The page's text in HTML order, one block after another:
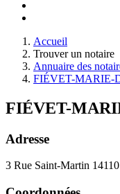
Accueil
Trouver un notaire
Annuaire des
FIÉVET-MARIE-
FIÉVET-
Adresse
3 Rue Saint-Martin